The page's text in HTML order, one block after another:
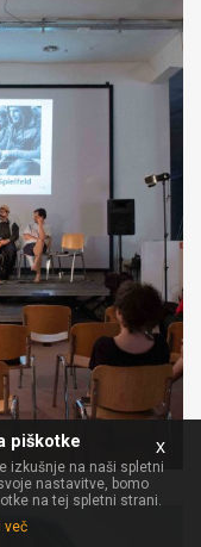
piškotke
izkušnje na naši spletni
nastavitve, bomo
na tej spletni strani.
več
x